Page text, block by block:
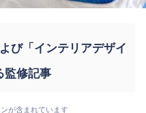
び「インテリアデザイ
監修記事
が含まれています